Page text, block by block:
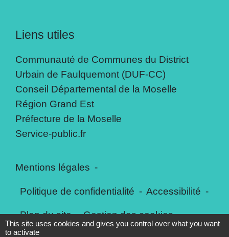
Liens utiles
Communauté de Communes du District
Urbain de Faulquemont (DUF-CC)
Conseil Départemental de la Moselle
Région Grand Est
Préfecture de la Moselle
Service-public.fr
Mentions légales -
Politique de confidentialité - Accessibilité -
Plan du site - Gestion des cookies
This site uses cookies and gives you control over what you want
to activate